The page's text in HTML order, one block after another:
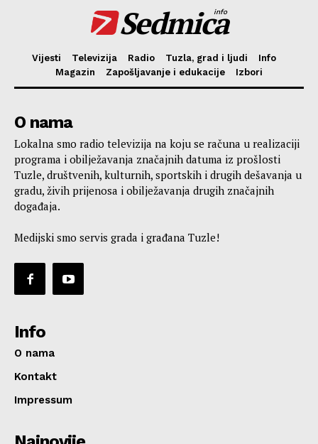
Sedmica
info
Vijesti Televizija Radio Tuzla, grad i ljudi
Info
Magazin
Zapošljavanje i edukacije Izbori
O nama
Lokalna smo radio televizija na koju se računa u realizaciji
programa i obilježavanja značajnih datuma iz prošlosti
Tuzle, društvenih, kulturnih, sportskih i drugih dešavanja u
gradu, živih prijenosa i obilježavanja drugih značajnih
događaja.
Medijski smo servis grada i građana Tuzle!
Info
O nama
Kontakt
Impressum